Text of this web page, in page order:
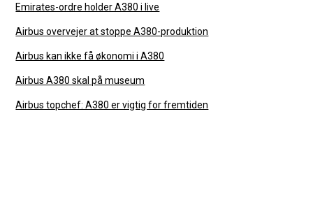
Emirates-ordre holder A380 i live
Airbus overvejer at stoppe A380-produktion
Airbus kan ikke få økonomi i A380
Airbus A380 skal på museum
Airbus topchef: A380 er vigtig for fremtiden